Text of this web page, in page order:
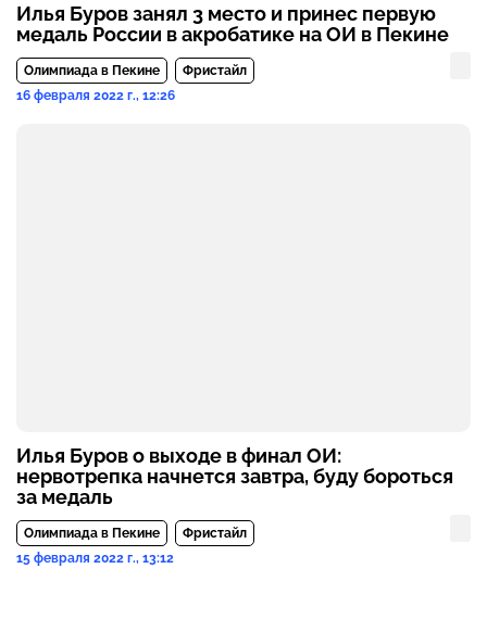
Илья Буров занял 3 место и принес первую
медаль России в акробатике на ОИ в Пекине
Олимпиада в Пекине
Фристайл
16 февраля 2022 г., 12:26
Илья Буров о выходе в финал ОИ:
нервотрепка начнется завтра, буду бороться
за медаль
Олимпиада в Пекине
Фристайл
15 февраля 2022 г., 13:12